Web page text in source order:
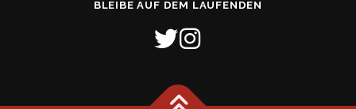
BLEIBE AUF DEM LAUFENDEN